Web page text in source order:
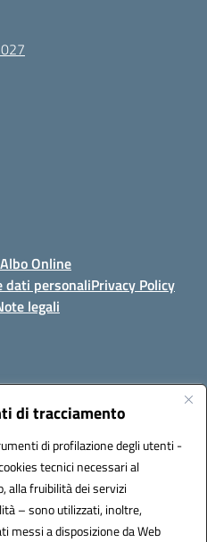
di tracciamento
di profilazione degli utenti -
tecnici necessari al
alla fruibilità dei servizi
– sono utilizzati, inoltre,
a disposizione da Web
Albo Online
dati personaliPrivacy Policy
legali
90133 - Palermo